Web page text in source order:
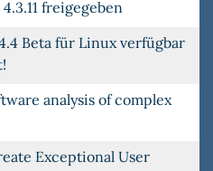
freigegeben
Beta für Linux verfügbar
analysis of complex
Exceptional User